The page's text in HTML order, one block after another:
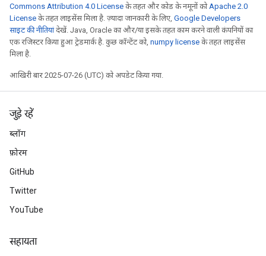
Commons Attribution 4.0 License के तहत और कोड के नमूनों कोApache 2.0
License के तहत लाइसेंस मिला है. ज़्यादा जानकारी के लिए, Google Developers
साइट की नीतियांदेखें. Java, Oracle का और/या इसके तहत काम करने वाली कंपनियों का
एक रजिस्टर किया हुआ ट्रेडमार्क है. कुछ कॉन्टेंट को, numpy license के तहत लाइसेंस
मिला है.
आखिरी बार 2025-07-26 (UTC) को अपडेट किया गया.
जुड़े रहें
ब्लॉग
फ़ोरम
GitHub
Twitter
YouTube
सहायता